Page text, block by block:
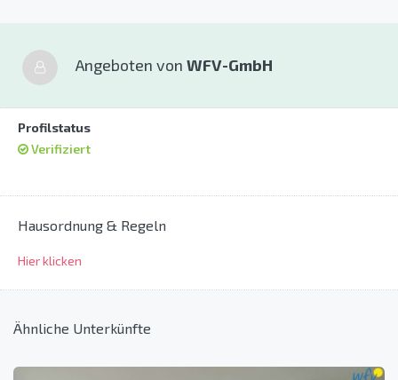
Angeboten von WFV-GmbH
Profilstatus
Verifiziert
Hausordnung & Regeln
Hier klicken
Ähnliche Unterkünfte